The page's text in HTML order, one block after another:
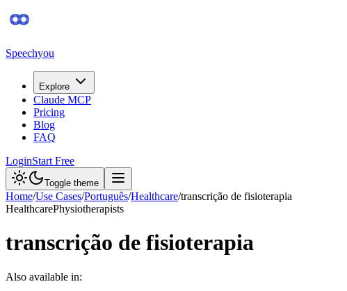
Speechyou
Explore
Claude MCP
Pricing
Blog
FAQ
LoginStart Free
Toggle theme
Home/Use Cases/Português/Healthcare/transcrição de fisioterapia
HealthcarePhysiotherapists
transcrição de fisioterapia
Also available in: